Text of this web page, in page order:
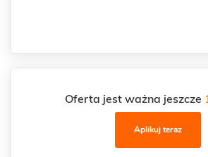
Oferta jest ważna jeszcze
Aplikuj teraz